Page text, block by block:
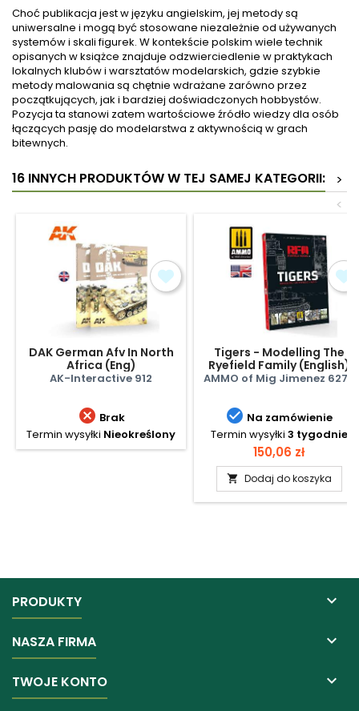
Choć publikacja jest w języku angielskim, jej metody są
uniwersalne i mogą być stosowane niezależnie od używanych
systemów i skali figurek. W kontekście polskim wiele technik
opisanych w książce znajduje odzwierciedlenie w praktykach
lokalnych klubów i warsztatów modelarskich, gdzie szybkie
metody malowania są chętnie wdrażane zarówno przez
początkujących, jak i bardziej doświadczonych hobbystów.
Pozycja ta stanowi zatem wartościowe źródło wiedzy dla osób
łączących pasję do modelarstwa z aktywnością w grach
bitewnych.
16 INNYCH PRODUKTÓW W TEJ SAMEJ KATEGORII:
>
<
DAK German Afv In North
Africa (Eng)
AK-Interactive 912
 Brak
Termin wysyłki Nieokreślony
Tigers - Modelling The
Ryefield Family (English)
AMMO of Mig Jimenez 6273
 Na zamówienie
Termin wysyłki 3 tygodnie
Cena
150,06 zł
 Dodaj do koszyka
PRODUKTY 
NASZA FIRMA 
TWOJE KONTO 